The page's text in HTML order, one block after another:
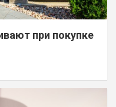
при покупке